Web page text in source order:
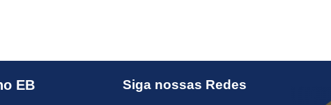
EB Siga nossas Redes